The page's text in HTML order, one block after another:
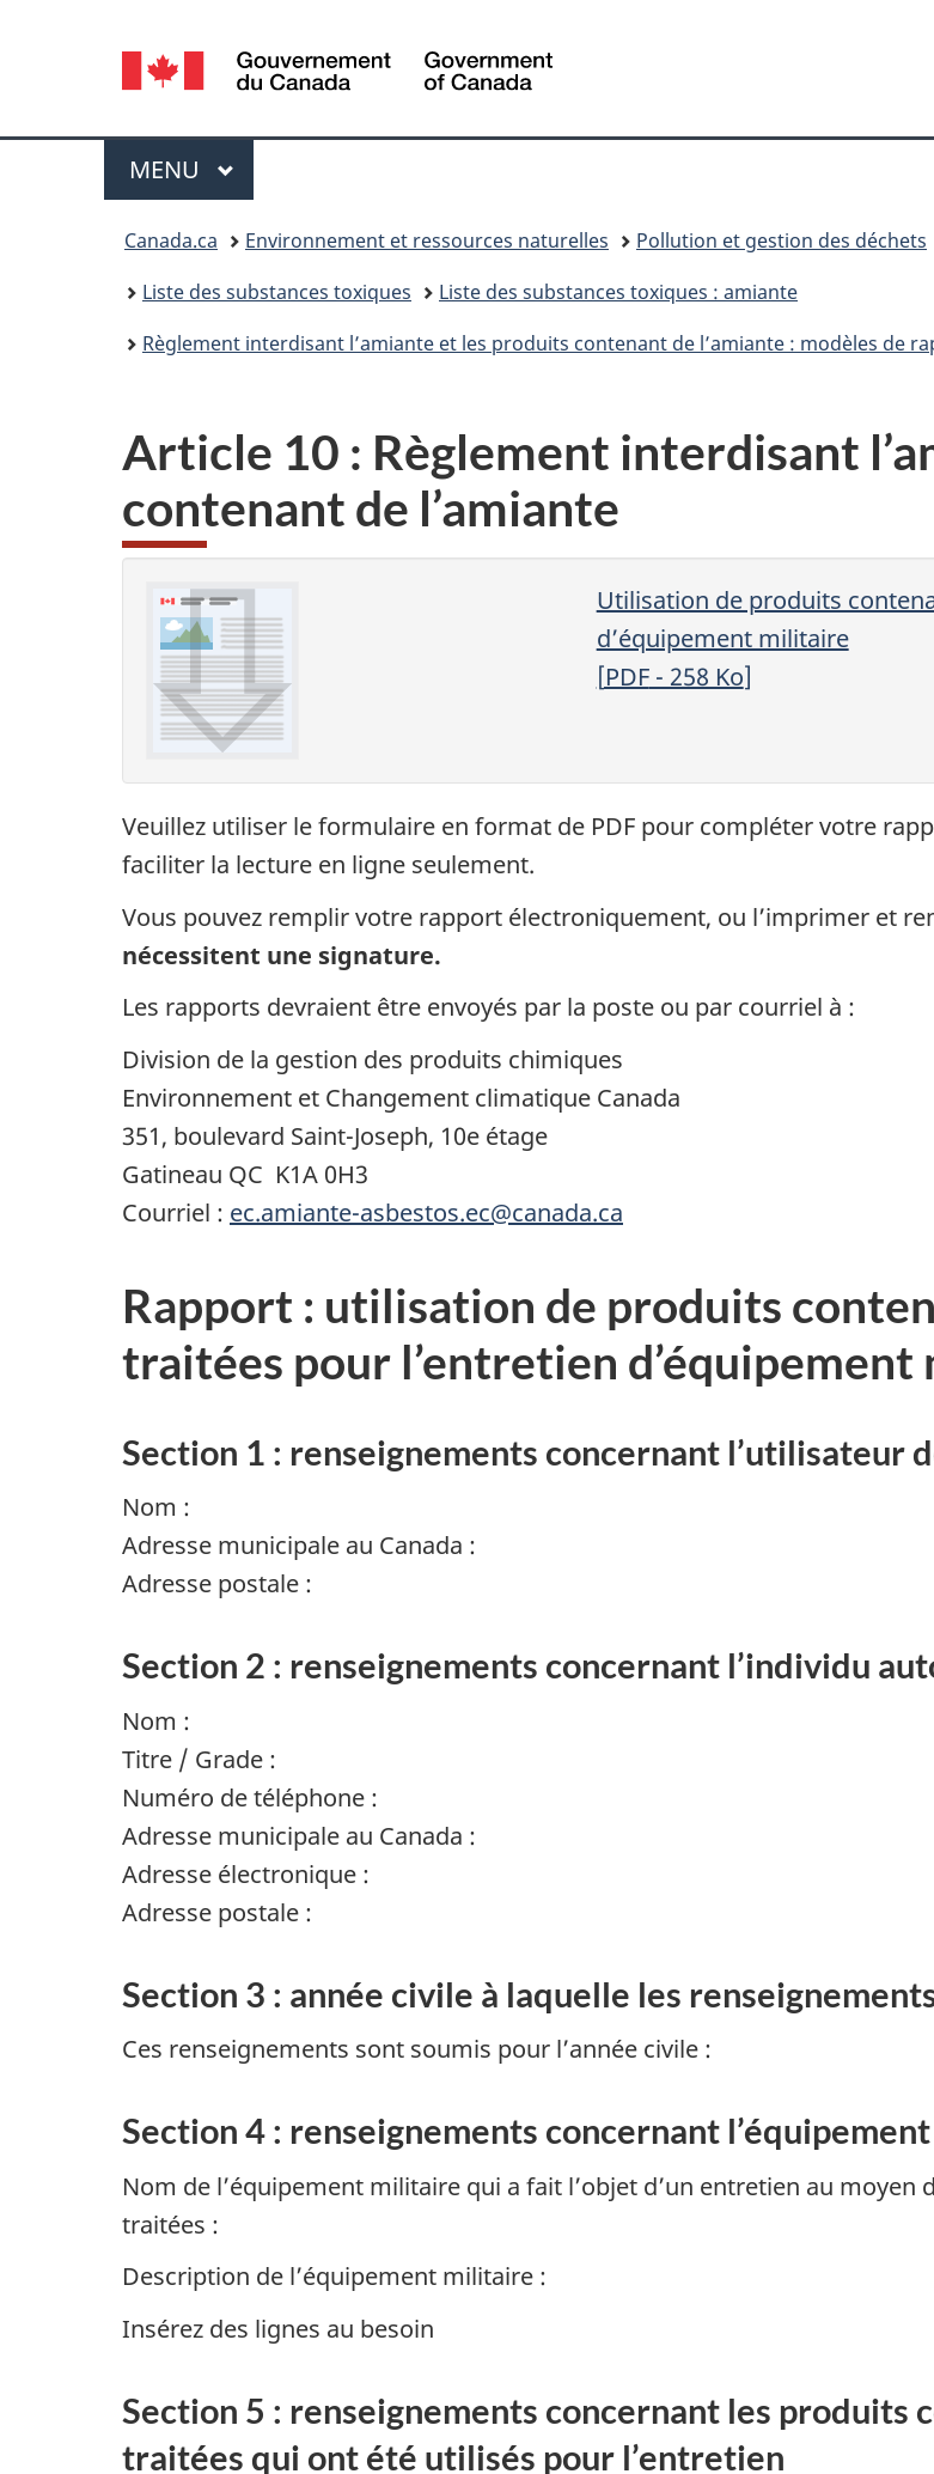
sujet
HTML
Sélection
de
la
langue
Canada
Menu
MENU PRINCIPAL
Canada.ca Environnement et ressources naturelles Pollution et gestion des déchets
Liste des substances toxiques
Liste des substances toxiques : amiante
Règlement interdisant l’amiante et les produits contenant de l’amiante : modèles de
Article 10 : Règlement interdisant
contenant de l’amiante
Utilisation de produits
d’équipement militaire
[PDF- 258 Ko]
Veuillez utiliser le formulaire en format de PDF pour compléter votre
faciliter la lecture en ligne seulement.
Vous pouvez remplir votre rapport électroniquement, ou l’imprimer et
nécessitent une signature.
Les rapports devraient être envoyés par la poste ou par courriel à :
Division de la gestion des produits chimiques
Environnement et Changement climatique Canada
351, boulevard Saint-Joseph, 10e étage
Gatineau QC K1A 0H3
Courriel : ec.amiante-asbestos.ec@canada.ca
Rapport : utilisation de produits
traitées pour l’entretien
Section 1 : renseignements concernant l’utilisateur
Nom :
Adresse municipale au Canada :
Adresse postale :
Section 2 : renseignements concernant l’individu
Nom :
Titre / Grade :
Numéro de téléphone :
Adresse municipale au Canada :
Adresse électronique :
Adresse postale :
Section 3 : année civile à laquelle les
Ces renseignements sont soumis pour l’année civile :
Section 4 : renseignements concernant
Nom de l’équipement militaire qui a fait l’objet d’un entretien au
traitées :
Description de l’équipement militaire :
Insérez des lignes au besoin
Section 5 : renseignements concernant les produits
traitées qui ont été utilisés pour l’entretien